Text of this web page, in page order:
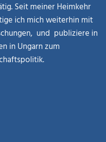
Seit meiner Heimkehr
ich mich weiterhin mit
und publiziere in
in Ungarn zum